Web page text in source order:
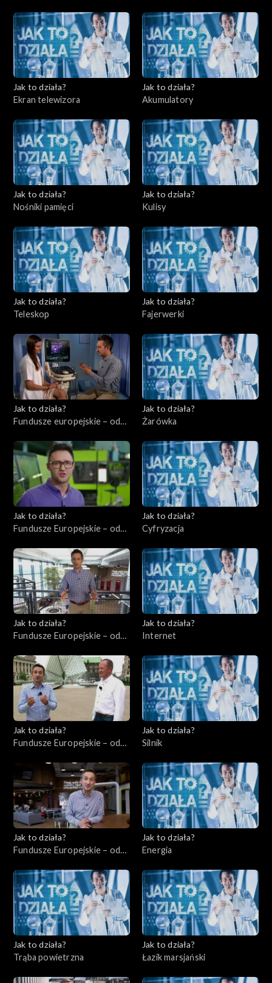
Jak to działa?
Ekran telewizora
Jak to działa?
Akumulatory
Jak to działa?
Nośniki pamięci
Jak to działa?
Kulisy
Jak to działa?
Teleskop
Jak to działa?
Fajerwerki
Jak to działa?
Fundusze europejskie – odc.
ochrona zdrowia
Jak to działa?
Żarówka
Jak to działa?
Fundusze Europejskie – odc.
Jak to działa?
Cyfryzacja
Jak to działa?
Fundusze Europejskie – odc.
Jak to działa?
Internet
Jak to działa?
Fundusze Europejskie – odc.
niepełnosprawnych
Jak to działa?
Silnik
Jak to działa?
Fundusze Europejskie – odc.
Jak to działa?
Energia
Jak to działa?
Trąba powietrzna
Jak to działa?
Łazik marsjański